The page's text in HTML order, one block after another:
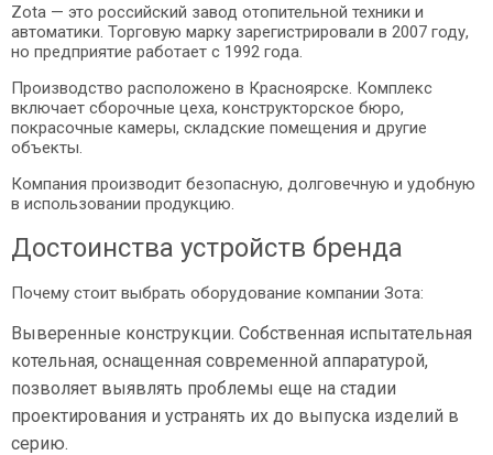
Zota — это российский завод отопительной техники и
автоматики. Торговую марку зарегистрировали в 2007 году,
но предприятие работает с 1992 года.
Производство расположено в Красноярске. Комплекс
включает сборочные цеха, конструкторское бюро,
покрасочные камеры, складские помещения и другие
объекты.
Компания производит безопасную, долговечную и удобную
в использовании продукцию.
Достоинства устройств бренда
Почему стоит выбрать оборудование компании Зота:
Выверенные конструкции. Собственная испытательная
котельная, оснащенная современной аппаратурой,
позволяет выявлять проблемы еще на стадии
проектирования и устранять их до выпуска изделий в
серию.